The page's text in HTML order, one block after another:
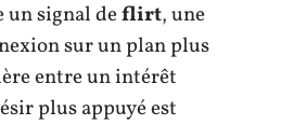
un signal deflirt, une
sur un plan plus
entre un intérêt
plus appuyé est